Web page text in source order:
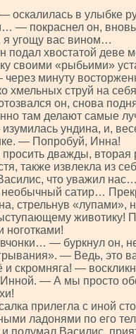
в улыбке
— покраснел он,
я угощу вас вином…
подал хвостатой деве
своими «рыбьими»
минуту
хмельных струй на
он, снова
там делают самые
ундина, и,
— Попробуй, Инна!
дважды, вторая
также извлекла из
что уважил
сатир…
стрельнув «лупами»,
животику!
— буркнул он,
— Ведь, это
скромняга! —
Инной. — А мы просто
прилегла с иной
ладонями по его
подумал Василис,